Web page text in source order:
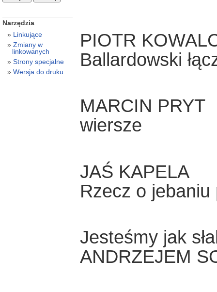
PIOTR
Ballardowski
MARCIN PRYT
wiersze
JAŚ KAPELA
Rzecz o jebaniu
Jesteśmy jak
ANDRZEJEM
Narzędzia
Linkujące
Zmiany w
linkowanych
Strony specjalne
Wersja do druku